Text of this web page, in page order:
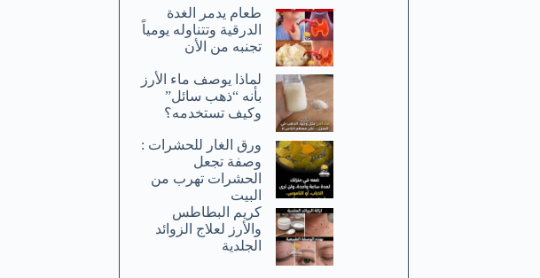
طعام يدمر الغدة
الدرقية وتتناوله يومياً
تجنبه من الأن
لماذا يوصف ماء الأرز
بأنه “ذهب سائل”
وكيف تستخدمه؟
ورق الغار للحشرات :
وصفة تجعل
الحشرات تهرب من
البيت
كريم البطاطس
والأرز لعلاج الزوائد
الجلدية